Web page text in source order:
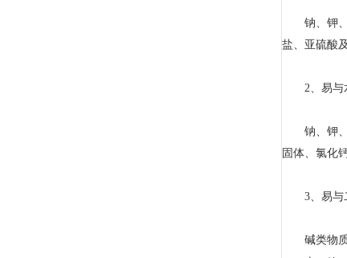
钠、钾、
盐、亚硫酸
2、易与
钠、钾、
固体、氯化
3、易与
碱类物质(